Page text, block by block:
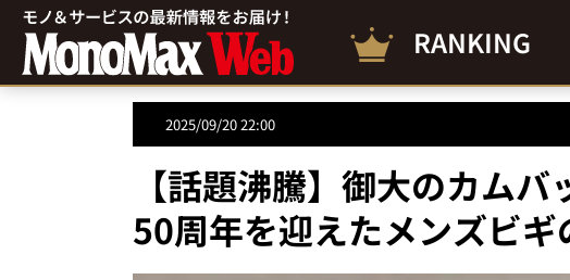
RANKING
2025/09/20 22:00
【話題沸騰】御大のカム
50周年を迎えたメンズビ